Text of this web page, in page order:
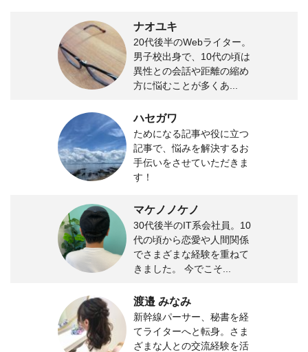
ナオユキ
20代後半のWebライター。
男子校出身で、10代の頃は
異性との会話や距離の縮め
方に悩むことが多くあ...
ハセガワ
ためになる記事や役に立つ
記事で、悩みを解決するお
手伝いをさせていただきま
す！
マケノノケノ
30代後半のIT系会社員。10
代の頃から恋愛や人間関係
でさまざまな経験を重ねて
きました。 今でこそ...
渡邉 みなみ
新幹線パーサー、秘書を経
てライターへと転身。さま
ざまな人との交流経験を活